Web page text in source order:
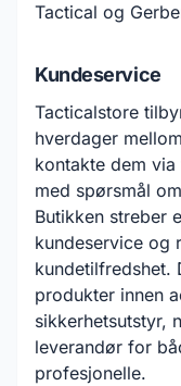
Tactical og
Kundeservice
Tacticalstore
hverdager
kontakte dem
med spørsmål
Butikken streber
kundeservice og
kundetilfredshet.
produkter innen
sikkerhetsutstyr,
leverandør for
profesjonelle.